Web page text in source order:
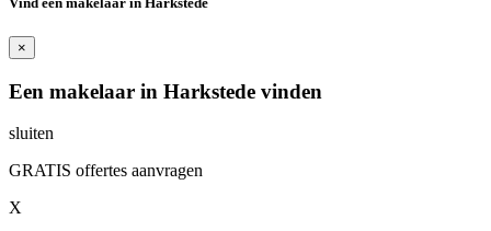
×
Een makelaar in Harkstede vinden
sluiten
GRATIS offertes aanvragen
X